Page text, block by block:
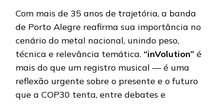
Com mais de 35 anos de trajetória, a banda
de Porto Alegre reafirma sua importância no
cenário do metal nacional, unindo peso,
técnica e relevância temática. “inVolution” é
mais do que um registro musical — é uma
reflexão urgente sobre o presente e o futuro
que a COP30 tenta, entre debates e